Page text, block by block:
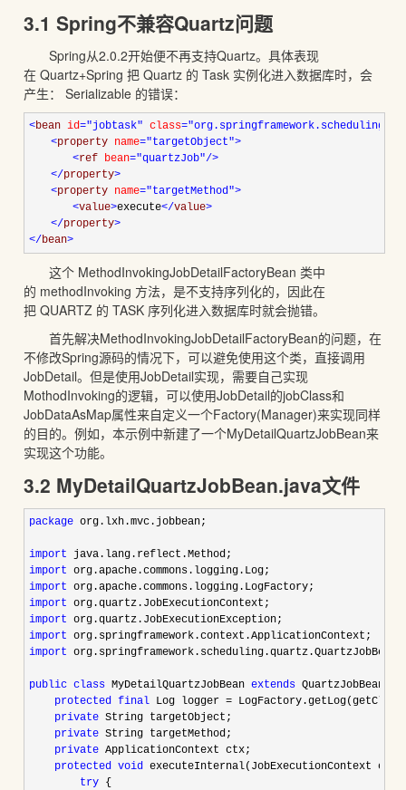
3.1 Spring不兼容Quartz问题
Spring从2.0.2开始便不再支持Quartz。具体表现
在 Quartz+Spring 把 Quartz 的 Task 实例化进入数据库时，会
产生： Serializable 的错误：
<bean id="jobtask" class
<property name="targetObject">
<ref bean="quartzJob"/>
</property>
<property name="targetMethod">
<value>execute</value>
</property>
</bean>
这个 MethodInvokingJobDetailFactoryBean 类中
的 methodInvoking 方法，是不支持序列化的，因此在
把 QUARTZ 的 TASK 序列化进入数据库时就会抛错。
首先解决MethodInvokingJobDetailFactoryBean的问题，在
不修改Spring源码的情况下，可以避免使用这个类，直接调用
JobDetail。但是使用JobDetail实现，需要自己实现
MothodInvoking的逻辑，可以使用JobDetail的jobClass和
JobDataAsMap属性来自定义一个Factory(Manager)来实现同样
的目的。例如，本示例中新建了一个MyDetailQuartzJobBean来
实现这个功能。
3.2 MyDetailQuartzJobBean.java文件
package org.lxh.mvc.jobbean;
import
import
import
import
import
import
import org.springframework.scheduling.quartz.QuartzJobBean;
public class MyDetailQuartzJobBean extends QuartzJobBean {
protected final Log logger =
private String targetObject;
private String targetMethod;
private ApplicationContext ctx;
protected void executeInternal(JobExecutionContext
try {